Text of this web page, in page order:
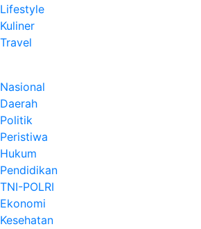
Lifestyle
Kuliner
Travel
Nasional
Daerah
Politik
Peristiwa
Hukum
Pendidikan
TNI-POLRI
Ekonomi
Kesehatan